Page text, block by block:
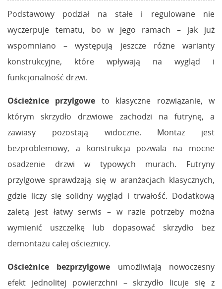
Podstawowy podział na stałe i regulowane nie
wyczerpuje tematu, bo w jego ramach – jak już
wspomniano – występują jeszcze różne warianty
konstrukcyjne, które wpływają na wygląd i
funkcjonalność drzwi.
Ościeżnice przylgowe to klasyczne rozwiązanie, w
którym skrzydło drzwiowe zachodzi na futrynę, a
zawiasy pozostają widoczne. Montaż jest
bezproblemowy, a konstrukcja pozwala na mocne
osadzenie drzwi w typowych murach. Futryny
przylgowe sprawdzają się w aranżacjach klasycznych,
gdzie liczy się solidny wygląd i trwałość. Dodatkową
zaletą jest łatwy serwis – w razie potrzeby można
wymienić uszczelkę lub dopasować skrzydło bez
demontażu całej ościeżnicy.
Ościeżnice bezprzylgowe umożliwiają nowoczesny
efekt jednolitej powierzchni – skrzydło licuje się z